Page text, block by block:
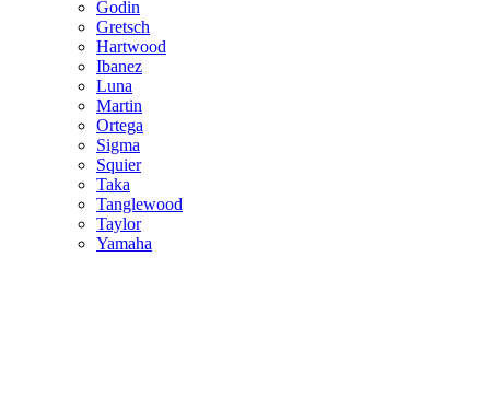
Godin
Gretsch
Hartwood
Ibanez
Luna
Martin
Ortega
Sigma
Squier
Taka
Tanglewood
Taylor
Yamaha